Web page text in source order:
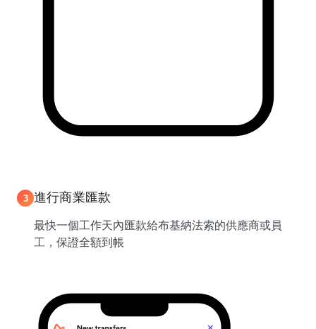
3 進行商業匯款
最快一個工作天內匯款給布基納法索的供應商或員
工，保證全額到帳